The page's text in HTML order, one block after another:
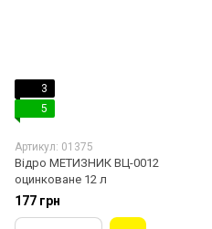
3
5
Артикул: 01375
Відро МЕТИЗНИК ВЦ-0012
оцинковане 12 л
177 грн